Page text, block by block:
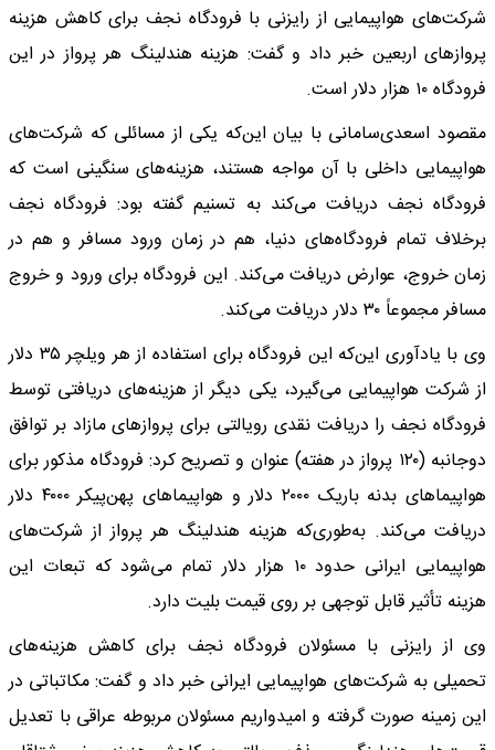
شرکت‌های هواپیمایی از رایزنی با فرودگاه نجف برای کاهش هزینه
پروازهای اربعین خبر داد و گفت: هزینه هندلینگ هر پرواز در این
فرودگاه ۱۰ هزار دلار است.
مقصود اسعدی‌سامانی با بیان این‌که یکی از مسائلی که شرکت‌های
هواپیمایی داخلی با آن مواجه هستند، هزینه‌های سنگینی است که
فرودگاه نجف دریافت می‌کند به تسنیم گفته بود: فرودگاه نجف
برخلاف تمام فرودگاه‌های دنیا، هم در زمان ورود مسافر و هم در
زمان خروج، عوارض دریافت می‌کند. این فرودگاه برای ورود و خروج
مسافر مجموعاً ۳۰ دلار دریافت می‌کند.
وی با یادآوری این‌که این فرودگاه برای استفاده از هر ویلچر ۳۵ دلار
از شرکت هواپیمایی می‌گیرد، یکی دیگر از هزینه‌های دریافتی توسط
فرودگاه نجف را دریافت نقدی رویالتی برای پروازهای مازاد بر توافق
دوجانبه (۱۲۰ پرواز در هفته) عنوان و تصریح کرد: فرودگاه مذکور برای
هواپیماهای بدنه باریک ۲۰۰۰ دلار و هواپیماهای پهن‌پیکر ۴۰۰۰ دلار
دریافت می‌کند. به‌طوری‌که هزینه هندلینگ هر پرواز از شرکت‌های
هواپیمایی ایرانی حدود ۱۰ هزار دلار تمام می‌شود که تبعات این
هزینه تأثیر قابل توجهی بر روی قیمت بلیت دارد.
وی از رایزنی با مسئولان فرودگاه نجف برای کاهش هزینه‌های
تحمیلی به شرکت‌های هواپیمایی ایرانی خبر داد و گفت: مکاتباتی در
این زمینه صورت گرفته و امیدواریم مسئولان مربوطه عراقی با تعدیل